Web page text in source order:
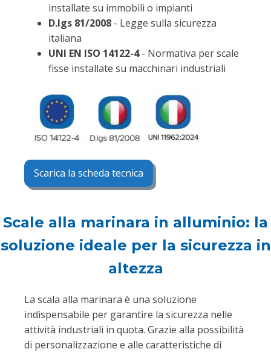
installate su immobili o impianti
D.lgs 81/2008 - Legge sulla sicurezza
italiana
UNI EN ISO 14122-4- Normativa per scale
fisse installate su macchinari industriali
Scarica la scheda tecnica
Scale alla marinara in alluminio: la
soluzione ideale per la sicurezza in
altezza
La scala alla marinara è una soluzione
indispensabile per garantire la sicurezza nelle
attività industriali in quota. Grazie alla possibilità
di personalizzazione e alle caratteristiche di